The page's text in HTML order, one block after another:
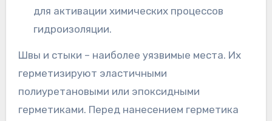
для активации химических процессов
гидроизоляции.
Швы и стыки – наиболее уязвимые места. Их
герметизируют эластичными
полиуретановыми или эпоксидными
герметиками. Перед нанесением герметика